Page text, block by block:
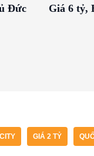
Đức
Giá 6 tỷ,
GIÁ 2 TỶ